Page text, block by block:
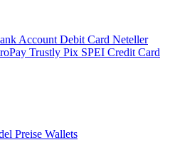
Account Debit Card Neteller
Trustly Pix SPEI Credit Card
Preise Wallets